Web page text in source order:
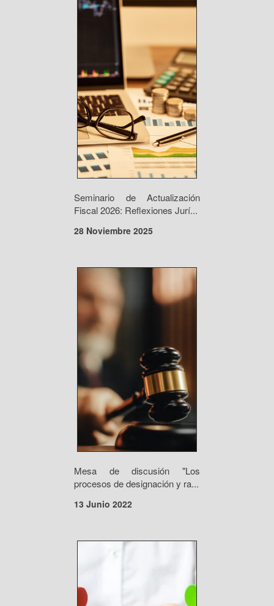
Seminario de Actualización
Fiscal 2026: Reflexiones Jurí...
28 Noviembre 2025
Mesa de discusión "Los
procesos de designación y ra...
13 Junio 2022